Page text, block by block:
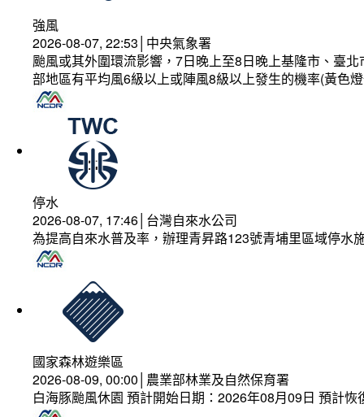
強風
2026-08-07, 22:53│中央氣象署
颱風或其外圍環流影響，7日晚上至8日晚上基隆市、臺
部地區有平均風6級以上或陣風8級以上發生的機率(黃色
停水
2026-08-07, 17:46│台灣自來水公司
為提高自來水普及率，辦理青昇路123號青埔里區域停水
國家森林遊樂區
2026-08-09, 00:00│農業部林業及自然保育署
白海豚颱風休園 預計開始日期：2026年08月09日 預計